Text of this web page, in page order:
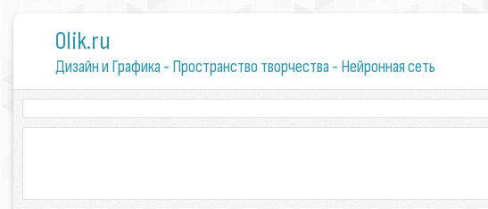
0lik.ru
Дизайн и Графика - Пространство творчества - Нейронная сеть